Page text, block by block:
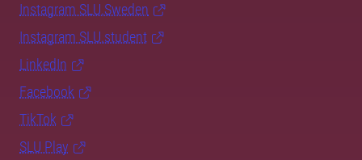
Instagram SLU.Sweden
Instagram SLU.student
LinkedIn
Facebook
TikTok
SLU Play